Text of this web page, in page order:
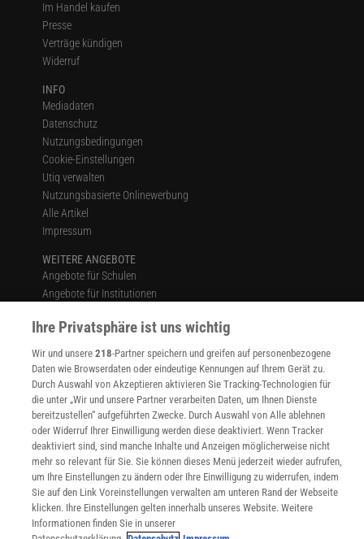
Im Handel kaufen
Presse
Verträge kündigen
Widerruf
INFO
Mediadaten
Datenschutz
Nutzungsbedingungen
Cookie-Einstellungen
Utiq verwalten
Nutzungsbasierte Onlinewerbung
Alle Artikel
Impressum
WEITERE ANGEBOTE
Angebote für Schulen
Angebote für Institutionen
Lexika
Für Spektrum schreiben
Zugänglichkeitserklärung
WEBSEITEN
KielSCN
Wissenschaft in die Schulen
SciLogs
Uns finden Sie auch hier:
Ihre Privatsphäre ist uns wichtig
Wir und unsere218-Partner speichern und greifen auf personenbezogene
Daten wie Browserdaten oder eindeutige Kennungen auf Ihrem Gerät zu.
Durch Auswahl von Akzeptieren aktivieren Sie Tracking-Technologien für
die unter „Wir und unsere Partner verarbeiten Daten, um Ihnen Dienste
bereitzustellen“ aufgeführten Zwecke. Durch Auswahl von Alle ablehnen
oder Widerruf Ihrer Einwilligung werden diese deaktiviert. Wenn Tracker
deaktiviert sind, sind manche Inhalte und Anzeigen möglicherweise nicht
mehr so relevant für Sie. Sie können dieses Menü jederzeit wieder aufrufen,
um Ihre Einstellungen zu ändern oder Ihre Einwilligung zu widerrufen, indem
Sie auf den Link Voreinstellungen verwalten am unteren Rand der Webseite
klicken. Ihre Einstellungen gelten innerhalb unseres Website. Weitere
Informationen finden Sie in unserer